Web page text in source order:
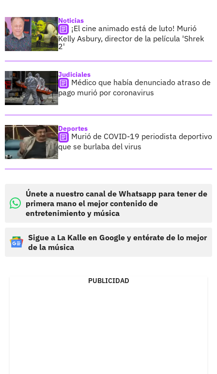
Noticias
¡El cine animado está de luto! Murió
Kelly Asbury, director de la película 'Shrek
2'
Judiciales
Médico que había denunciado atraso de
pago murió por coronavirus
Deportes
Murió de COVID-19 periodista deportivo
que se burlaba del virus
Únete a nuestro canal de Whatsapp para tener de
primera mano el mejor contenido de
entretenimiento y música
Sigue a La Kalle en Google y entérate de lo mejor
de la música
PUBLICIDAD